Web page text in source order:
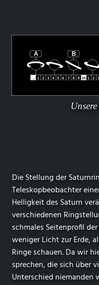
Die Stellung der
Teleskopbeobachter
Helligkeit des Saturn
verschiedenen
schmales Seitenprofil
weniger Licht zur Erde,
Ringe schauen. Da wir
sprechen, die sich über
Unterschied niemanden